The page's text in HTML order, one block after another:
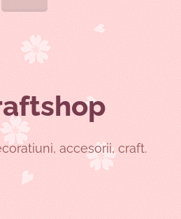
accesorii, craft.